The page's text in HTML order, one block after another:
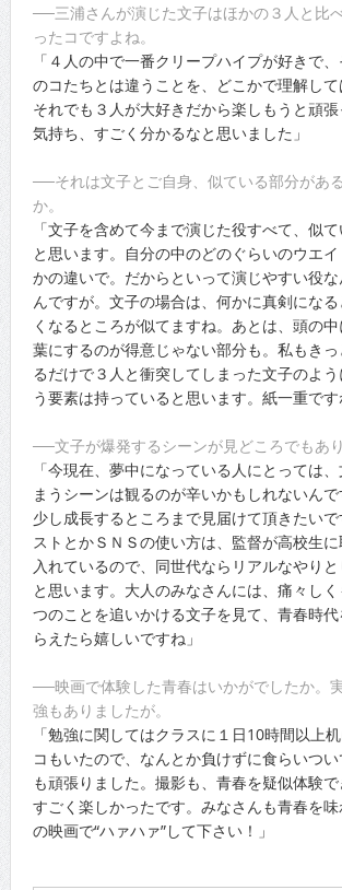
──三浦さんが演じた文子はほかの３人と比
ったコですよね。
「４人の中で一番クリープハイプが好きで
のコたちとは違うことを、どこかで理解して
それでも３人が大好きだから楽しもうと頑
気持ち、すごく分かるなと思いました」
──それは文子とご自身、似ている部分があ
か。
「文子を含めて今まで演じた役すべて、似
と思います。自分の中のどのぐらいのウエ
かの違いで。だからといって演じやすい役
んですが。文子の場合は、何かに真剣にな
くなるところが似てますね。あとは、頭の
葉にするのが得意じゃない部分も。私もき
るだけで３人と衝突してしまった文子のよ
う要素は持っていると思います。紙一重です
──文子が爆発するシーンが見どころでもあり
「今現在、夢中になっている人にとっては
まうシーンは観るのが辛いかもしれないん
少し成長するところまで見届けて頂きたい
ストとかＳＮＳの使い方は、監督が高校生
入れているので、同世代ならリアルなやり
と思います。大人のみなさんには、痛々し
つのことを追いかける文子を見て、青春時
らえたら嬉しいですね」
──映画で体験した青春はいかがでしたか。
強もありましたが。
「勉強に関してはクラスに１日10時間以上
コもいたので、なんとか負けずに食らいつ
も頑張りました。撮影も、青春を疑似体験
すごく楽しかったです。みなさんも青春を
の映画で“ハァハァ”して下さい！」